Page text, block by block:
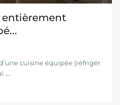
entièrement
cuisine équipée (réfrigér
...